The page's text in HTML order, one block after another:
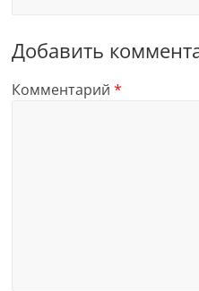
Добавить
Комментарий*